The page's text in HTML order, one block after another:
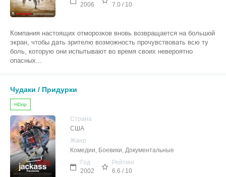
2006
7.0 / 10
Компания настоящих отморозков вновь возвращается на большой
экран, чтобы дать зрителю возможность прочувствовать всю ту
боль, которую они испытывают во время своих невероятно
опасных...
Чудаки / Придурки
HDrip
Страна
США
Жанр
Комедии, Боевики, Документальные
Год
2002
Рейтинг
6.6 / 10